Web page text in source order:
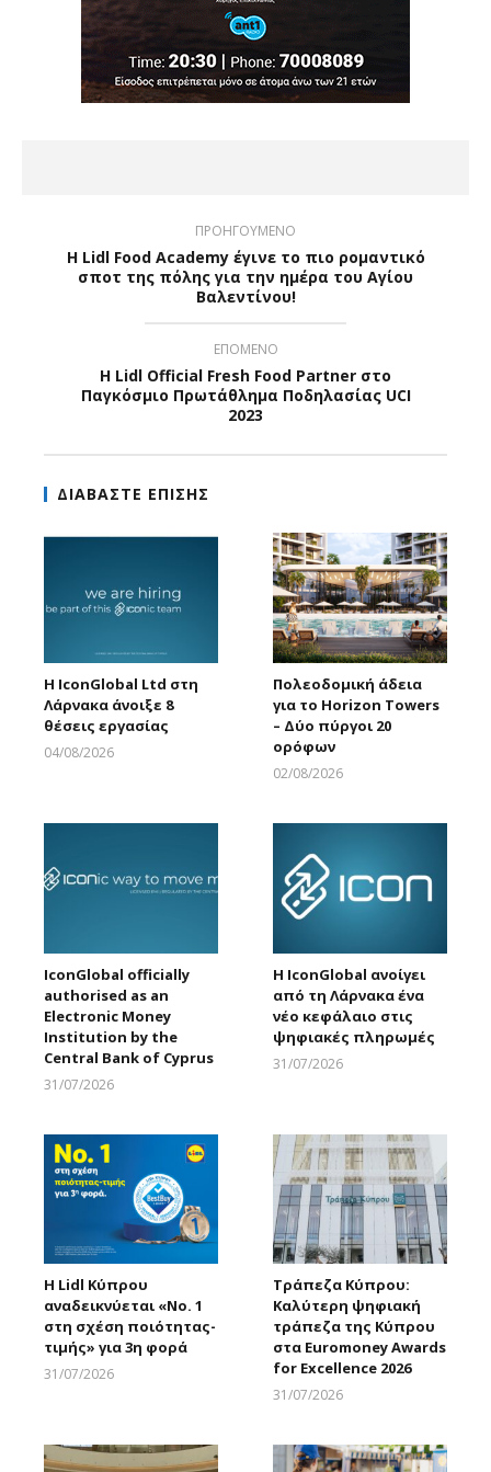
ΠΡΟΗΓΟΥΜΕΝΟ
H Lidl Food Academy έγινε το πιο ρομαντικό
σποτ της πόλης για την ημέρα του Αγίου
Βαλεντίνου!
ΕΠΟΜΕΝΟ
Η Lidl Official Fresh Food Partner στο
Παγκόσμιο Πρωτάθλημα Ποδηλασίας UCI
2023
ΔΙΑΒΑΣΤΕ ΕΠΙΣΗΣ
Η IconGlobal Ltd στη
Λάρνακα άνοιξε 8
θέσεις εργασίας
04/08/2026
Πολεοδομική άδεια
για το Horizon Towers
– Δύο πύργοι 20
ορόφων
02/08/2026
IconGlobal officially
authorised as an
Electronic Money
Institution by the
Central Bank of Cyprus
31/07/2026
Η IconGlobal ανοίγει
από τη Λάρνακα ένα
νέο κεφάλαιο στις
ψηφιακές πληρωμές
31/07/2026
Η Lidl Κύπρου
αναδεικνύεται «Νo. 1
στη σχέση ποιότητας-
τιμής» για 3η φορά
31/07/2026
Τράπεζα Κύπρου:
Καλύτερη ψηφιακή
τράπεζα της Κύπρου
στα Euromoney Awards
for Excellence 2026
31/07/2026